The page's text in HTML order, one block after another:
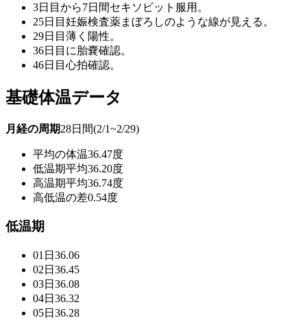
3日目から7日間セキソビット服用。
25日目妊娠検査薬まぼろしのような線が見える。
29日目薄く陽性。
36日目に胎嚢確認。
46日目心拍確認。
基礎体温データ
月経の周期28日間(2/1~2/29)
平均の体温36.47度
低温期平均36.20度
高温期平均36.74度
高低温の差0.54度
低温期
01日 36.06
02日 36.45
03日 36.08
04日 36.32
05日 36.28